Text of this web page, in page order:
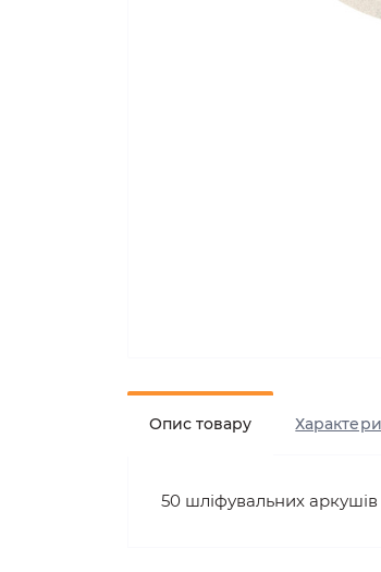
Опис товару
50 шліфувальних